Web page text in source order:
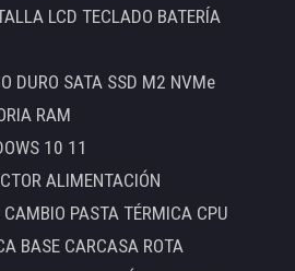
LCD TECLADO BATERÍA
DURO SATA SSD M2 NVMe
RAM
10 11
ALIMENTACIÓN
PASTA TÉRMICA CPU
BASE CARCASA ROTA